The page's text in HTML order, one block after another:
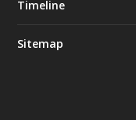
Timeline
Sitemap